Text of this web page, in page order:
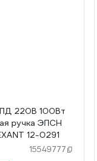
ПД 220В 100Вт
ручка ЭПСН
12-0291
15549777